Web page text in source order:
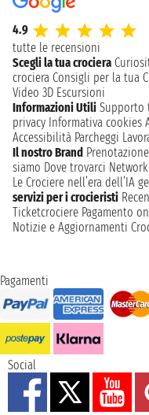
4.9
tutte le recensioni
Scegli la tua crociera
crociera Consigli per la tua
Video 3D Escursioni
Informazioni Utili Supporto
privacy Informativa cookies
Accessibilità Parcheggi
Il nostro Brand
siamo Dove trovarci Network
Le Crociere nell’era dell’IA
servizi per i crocieristi
Ticketcrociere Pagamento
Notizie e Aggiornamenti
Pagamenti
Social